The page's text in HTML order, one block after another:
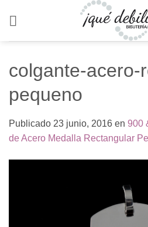
colgante-acero-
pequeno
Publicado 23 junio, 2016 en 900
de Acero Medalla Rectangular